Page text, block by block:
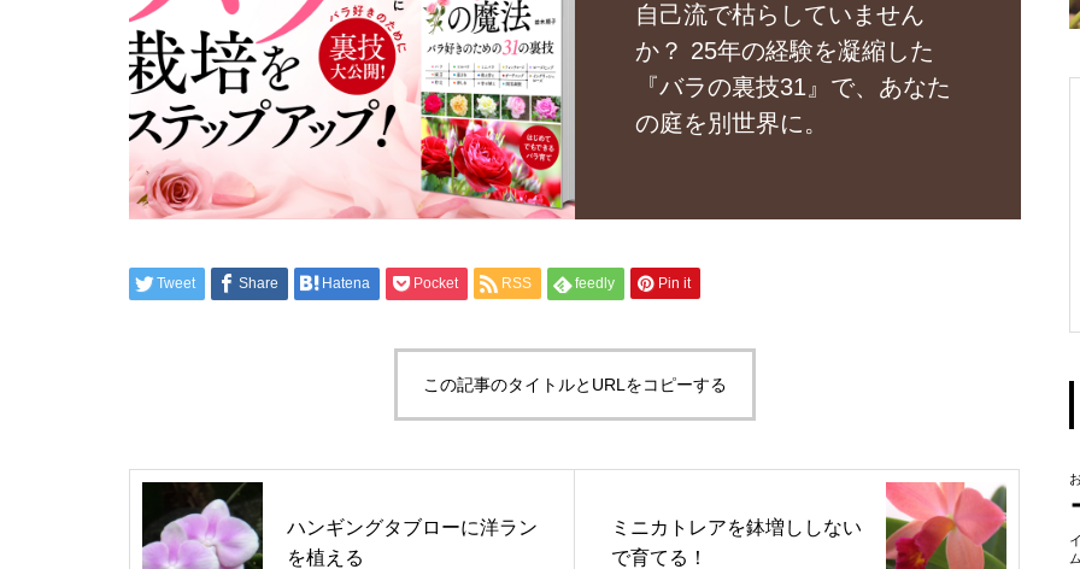
自己流で枯らしていません
か？ 25年の経験を凝縮した
『バラの裏技31』で、あなた
の庭を別世界に。
Tweet Share Hatena Pocket RSS feedly Pin it
この記事のタイトルとURLをコピーする
ハンギングタブローに洋ラン
を植える
ミニカトレアを鉢増ししない
で育てる！